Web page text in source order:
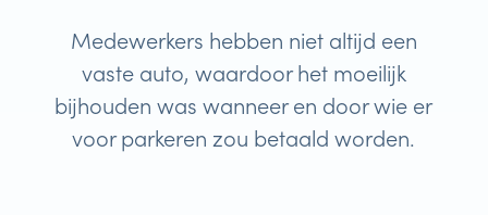
Medewerkers hebben niet altijd een
vaste auto, waardoor het moeilijk
bijhouden was wanneer en door wie er
voor parkeren zou betaald worden.